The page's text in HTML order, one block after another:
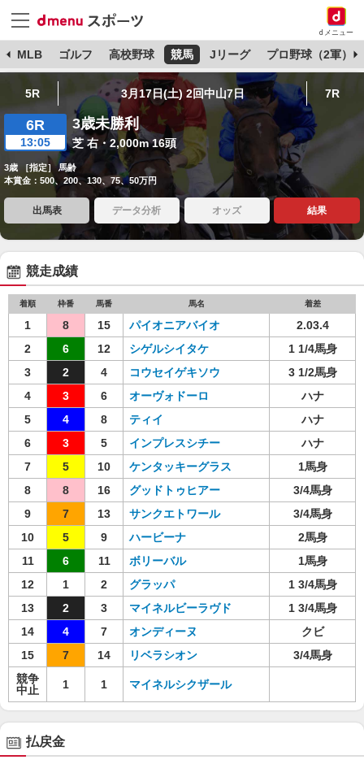
dメニュー
MLB ゴルフ 高校野球 競馬 Jリーグ プロ野球（2軍）
5R 3月17日(土) 2回中山7日 7R
6R
13:05
3歳未勝利
芝 右・2,000m 16頭
3歳 ［指定］ 馬齢
本賞金：500、200、130、75、50万円
出馬表 データ分析 オッズ 結果
競走成績
着順 枠番 馬番 馬名 着差
1 8 15 パイオニアバイオ
2.03.4
2
6 12 シゲルシイタケ
1 1/4馬身
3
2 4 コウセイゲキソウ
3 1/2馬身
4
3 6 オーヴォドーロ
ハナ
5
4 8 ティイ
ハナ
6
3 5 インプレスシチー
ハナ
7
5 10 ケンタッキーグラス
1馬身
8
8 16 グッドトゥヒアー
3/4馬身
9
7 13 サンクエトワール
3/4馬身
10
5 9 ハービーナ
2馬身
11
6 11 ボリーバル
1馬身
12
1 2 グラッパ
1 3/4馬身
13
2 3 マイネルビーラヴド
1 3/4馬身
14
4 7 オンディーヌ
クビ
15
7 14 リベラシオン
3/4馬身
競争
中止
1 1 マイネルシクザール
払戻金